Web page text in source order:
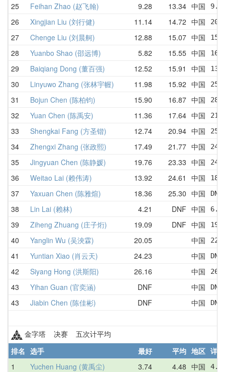
25 Feihan Zhao (赵飞翰) 9.28 13.34 中国
26 Xingjian Liu (刘行健) 11.14 14.72 中国
27 Chenge Liu (刘晨舸) 12.88 15.07 中国
28 Yuanbo Shao (邵远博) 5.82 15.55 中国
29 Baiqiang Dong (董百强) 12.52 15.91 中国
30 Linyuwo Zhang (张林宇幄) 11.98 15.92 中国
31 Bojun Chen (陈柏钧) 15.90 16.87 中国
32 Yuan Chen (陈禹安) 11.36 17.64 中国
33 Shengkai Fang (方圣锴) 12.74 20.94 中国
34 Zhengxi Zhang (张政熙) 17.49 21.77 中国
35 Jingyuan Chen (陈静媛) 19.76 23.33 中国
36 Weitao Lai (赖伟涛) 13.92 24.61 中国
37 Yaxuan Chen (陈雅煊) 18.36 25.30 中国
38 Lin Lai (赖林) 4.21 DNF 中国
39 Ziheng Zhuang (庄子烆) 19.09 DNF 中国
40 Yanglin Wu (吴泱霖) 20.05 中国
41 Yuntian Xiao (肖云天) 24.23 中国
42 Siyang Hong (洪斯阳) 26.16 中国
43 Yihan Guan (官奕涵) DNF 中国
43 Jiabin Chen (陈佳彬) DNF 中国
金字塔 决赛 五次计平均
排名 选手 最好 平均 地区 详情
1
Yuchen Huang (黄禹尘) 3.74 4.48 中国